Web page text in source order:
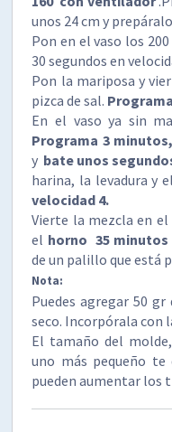
unos 24 cm y
Pon en el vaso los
30 segundos en
Pon la mariposa y
pizca de sal.
En el vaso ya sin
Programa 3
y bate unos
harina, la levadura y
velocidad 4.
Vierte la mezcla en
el horno 35 minutos
de un palillo que está
Nota:
Puedes agregar 50
seco. Incorpórala con
El tamaño del
uno más pequeño te
pueden aumentar los